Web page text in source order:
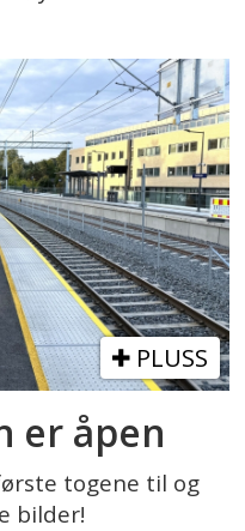
PLUSS
er åpen
togene til og
bilder!